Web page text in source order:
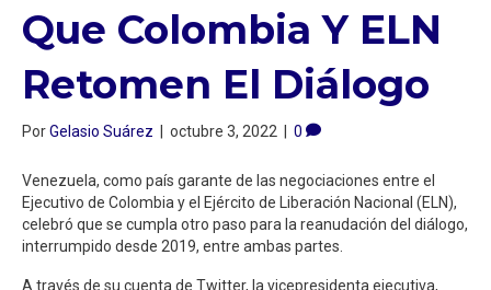
Que Colombia Y ELN
Retomen El Diálogo
PorGelasio Suárez | octubre 3, 2022 | 0
Venezuela, como país garante de las negociaciones entre el
Ejecutivo de Colombia y el Ejército de Liberación Nacional (ELN),
celebró que se cumpla otro paso para la reanudación del diálogo,
interrumpido desde 2019, entre ambas partes.
A través de su cuenta de Twitter, la vicepresidenta ejecutiva,